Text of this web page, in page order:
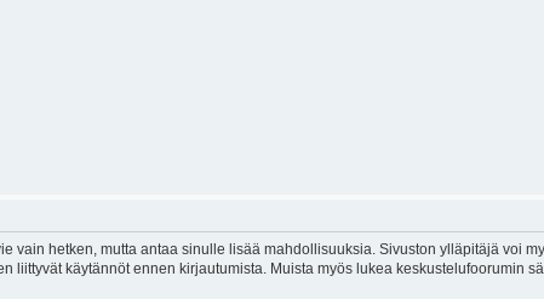
vain hetken, mutta antaa sinulle lisää mahdollisuuksia. Sivuston ylläpitäjä voi
käytännöt ennen kirjautumista. Muista myös lukea keskustelufoorumin